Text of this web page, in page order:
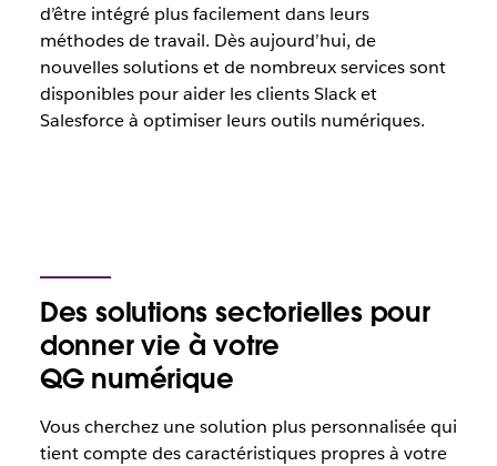
d’être intégré plus facilement dans leurs
méthodes de travail. Dès aujourd’hui, de
nouvelles solutions et de nombreux services sont
disponibles pour aider les clients Slack et
Salesforce à optimiser leurs outils numériques.
Des solutions sectorielles pour
donner vie à votre
QG numérique
Vous cherchez une solution plus personnalisée qui
tient compte des caractéristiques propres à votre